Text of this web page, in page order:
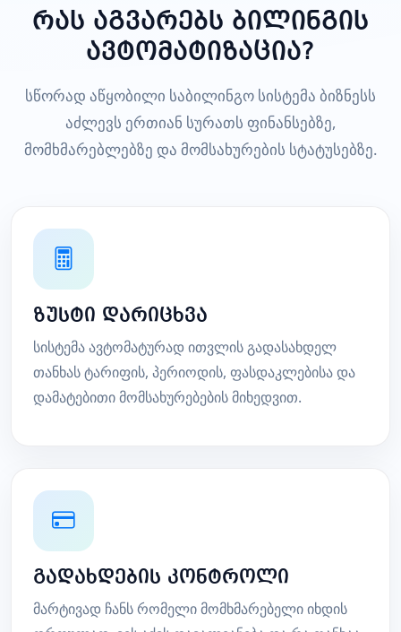
რას აგვარებს ბილინგის
ავტომატიზაცია?
სწორად აწყობილი საბილინგო სისტემა ბიზნესს
აძლევს ერთიან სურათს ფინანსებზე,
მომხმარებლებზე და მომსახურების სტატუსებზე.
ზუსტი დარიცხვა
სისტემა ავტომატურად ითვლის გადასახდელ
თანხას ტარიფის, პერიოდის, ფასდაკლებისა და
დამატებითი მომსახურებების მიხედვით.
გადახდების კონტროლი
მარტივად ჩანს რომელი მომხმარებელი იხდის